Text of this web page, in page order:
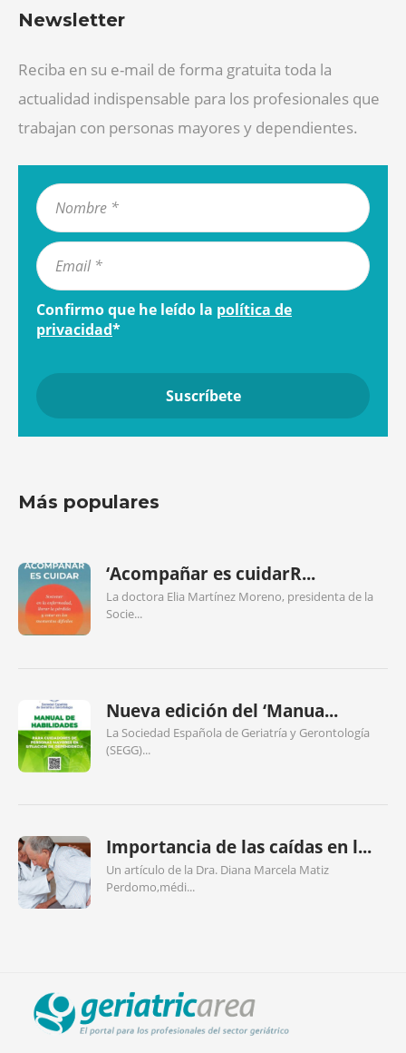
Newsletter
Reciba en su e-mail de forma gratuita toda la
actualidad indispensable para los profesionales que
trabajan con personas mayores y dependientes.
Confirmo que he leído la política de
privacidad*
Más populares
‘Acompañar es cuidarR...
La doctora Elia Martínez Moreno, presidenta de la
Socie...
Nueva edición del ‘Manua...
La Sociedad Española de Geriatría y Gerontología
(SEGG)...
Importancia de las caídas en l...
Un artículo de la Dra. Diana Marcela Matiz
Perdomo,médi...